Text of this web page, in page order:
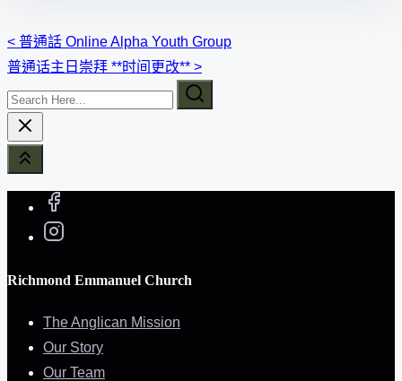
Posts
navigation
< 普通話 Online Alpha Youth Group
普通话主日崇拜 **时间更改** >
Search
Here...
Richmond Emmanuel Church
The Anglican Mission
Our Story
Our Team